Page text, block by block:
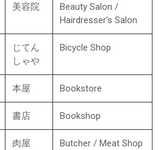
美容院
Beauty Salon /
Hairdresser's Salon
じてん
しゃや
Bicycle Shop
本屋 Bookstore
書店 Bookshop
肉屋 Butcher / Meat Shop